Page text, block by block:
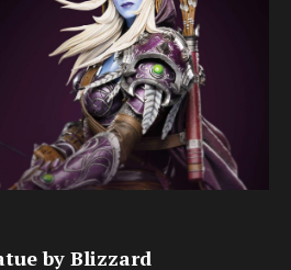
by Blizzard